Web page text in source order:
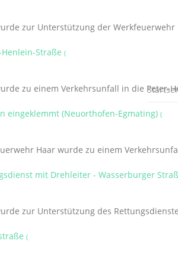
zur Unterstützung der
Straße (
zu einem Verkehrsunfall in die Peter-
eingeklemmt (Neuorthofen-Egmating) (
Haar wurde zu einem
mit Drehleiter - Wasserburger
zur Unterstützung des
(